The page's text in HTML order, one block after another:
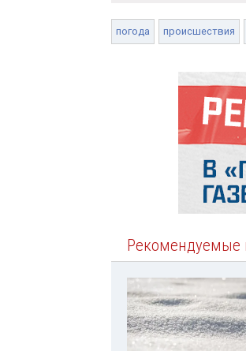
погода происшествия
Рекомендуемые